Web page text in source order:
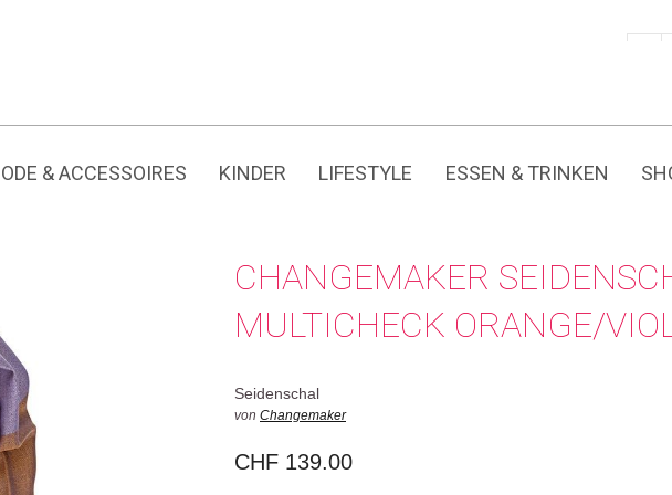
& ACCESSOIRES KINDER LIFESTYLE ESSEN & TRINKEN
CHANGEMAKER
MULTICHECK ORANGE/
Seidenschal
von Changemaker
CHF 139.00